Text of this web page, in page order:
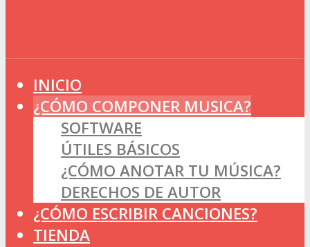
INICIO
¿CÓMO COMPONER MUSICA?
SOFTWARE
ÚTILES BÁSICOS
¿CÓMO ANOTAR TU MÚSICA?
DERECHOS DE AUTOR
¿CÓMO ESCRIBIR CANCIONES?
TIENDA